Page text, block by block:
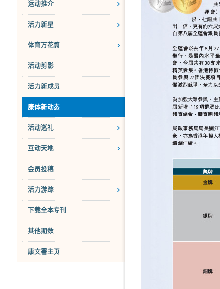
运动推介
活力新星
体育万花筒
活动剪影
活力新成员
康体新动态
活动巡礼
互动天地
会员投稿
活力游踪
下载全本专刊
其他期数
康文署主页